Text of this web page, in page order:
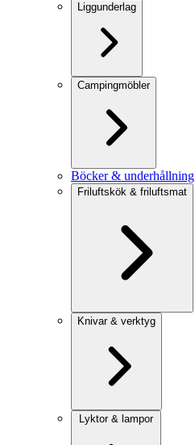
Liggunderlag
Campingmöbler
Böcker & underhållning
Friluftskök & friluftsmat
Knivar & verktyg
Lyktor & lampor